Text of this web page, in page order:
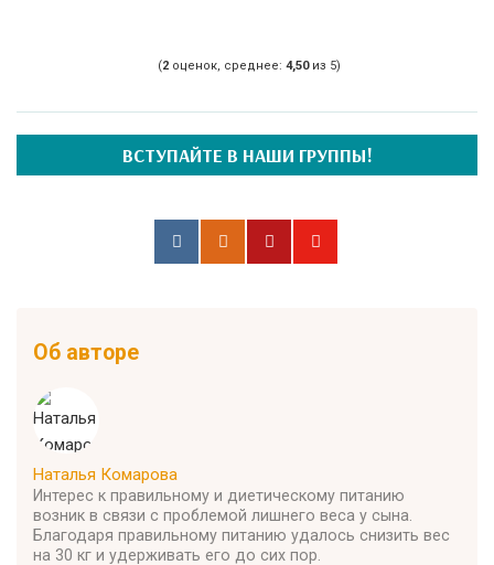
(2оценок, среднее: 4,50из 5)
ВСТУПАЙТЕ В НАШИ ГРУППЫ!
Об авторе
Наталья Комарова
Интерес к правильному и диетическому питанию
возник в связи с проблемой лишнего веса у сына.
Благодаря правильному питанию удалось снизить вес
на 30 кг и удерживать его до сих пор.